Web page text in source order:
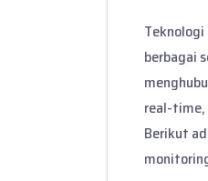
berbagai
real-time,
Berikut